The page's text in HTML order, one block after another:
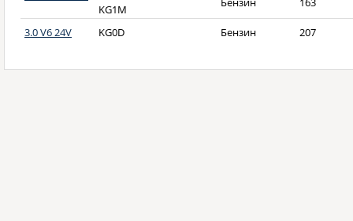
KG1M
3.0 V6 24V KG0D Бензин 207